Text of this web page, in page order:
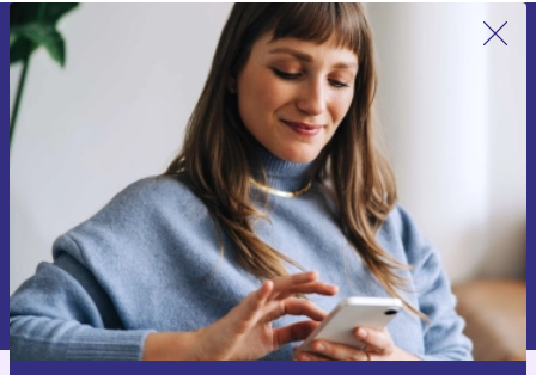
Subscreve a nossa newsletter pela
primeira vez e poupa 15€!
Não percas mais nenhuma oferta.
Pedir voucher
Informações sobre o uso de dados pessoais podem ser encontrados na
nossa
Política de Privacidade.